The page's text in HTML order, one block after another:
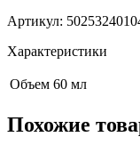
Артикул:
Характеристики
Объем 60 мл
Похожие